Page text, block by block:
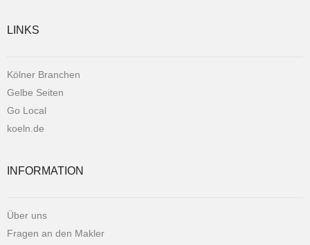
LINKS
Kölner Branchen
Gelbe Seiten
Go Local
koeln.de
INFORMATION
Über uns
Fragen an den Makler